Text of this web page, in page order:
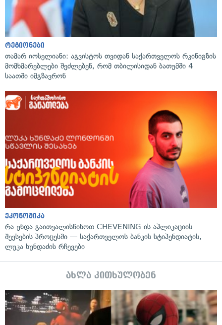
რეგიონები
თამარ იოსელიანი: აგვისტოს თვიდან საქართველოს რკინიგზის
მომხმარებლები შეძლებენ, რომ თბილისიდან ბათუმში 4
საათში იმგზავრონ
ეკონომიკა
რა უნდა გაითვალისწინოთ CHEVENING-ის აპლიკაციის
შევსების პროცესში — საქართველოს ბანკის სტიპენდიატის,
ლუკა ხუნდაძის რჩევები
ახლა კითხულობენ